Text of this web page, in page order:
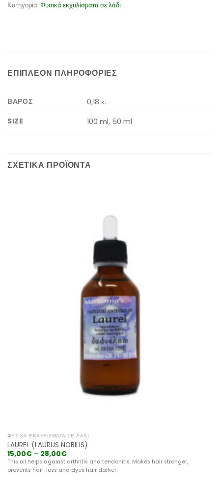
Κατηγορία: Φυσικά εκχυλίσματα σε λάδι
ΕΠΙΠΛΈΟΝ ΠΛΗΡΟΦΟΡΊΕΣ
ΒΆΡΟΣ
0,18 κ.
SIZE
100 ml, 50 ml
ΣΧΕΤΙΚΆ ΠΡΟΪΌΝΤΑ
ΦΥΣΙΚΆ ΕΚΧΥΛΊΣΜΑΤΑ ΣΕ ΛΆΔΙ
LAUREL (LAURUS NOBILIS)
15,00€– 28,00€
This oil helps against arthritis and tendonitis. Makes hair stronger,
prevents hair-loss and dyes hair darker.